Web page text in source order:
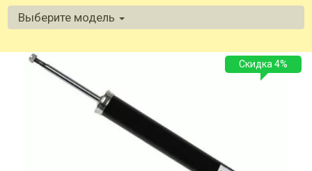
Выберите модель
Скидка 4%